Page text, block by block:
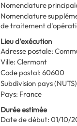
Nomenclature
Nomenclature
de traitement
Lieu d’exécution
Adresse postale:
Ville: Clermont
Code postal: 60600
Subdivision pays (NUTS)
Pays: France
Durée estimée
Date de début: 01/10/